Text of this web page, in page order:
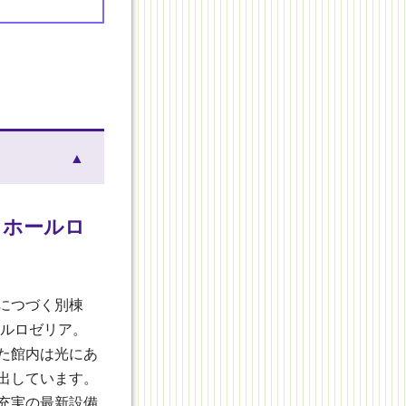
▲
ールロ
つづく別棟
ロゼリア。
館内は光にあ
しています。
実の最新設備